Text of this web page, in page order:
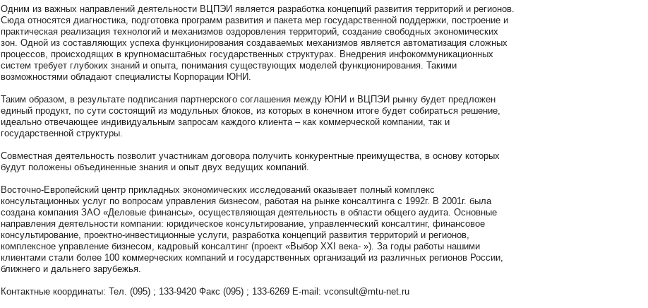
Одним из важных направлений деятельности ВЦПЭИ является разработка концепций развития территорий и регионов.
Сюда относятся диагностика, подготовка программ развития и пакета мер государственной поддержки, построение и
практическая реализация технологий и механизмов оздоровления территорий, создание свободных экономических
зон. Одной из составляющих успеха функционирования создаваемых механизмов является автоматизация сложных
процессов, происходящих в крупномасштабных государственных структурах. Внедрения инфокоммуникационных
систем требует глубоких знаний и опыта, понимания существующих моделей функционирования. Такими
возможностями обладают специалисты Корпорации ЮНИ.
Таким образом, в результате подписания партнерского соглашения между ЮНИ и ВЦПЭИ рынку будет предложен
единый продукт, по сути состоящий из модульных блоков, из которых в конечном итоге будет собираться решение,
идеально отвечающее индивидуальным запросам каждого клиента – как коммерческой компании, так и
государственной структуры.
Совместная деятельность позволит участникам договора получить конкурентные преимущества, в основу которых
будут положены объединенные знания и опыт двух ведущих компаний.
Восточно-Европейский центр прикладных экономических исследований оказывает полный комплекс
консультационных услуг по вопросам управления бизнесом, работая на рынке консалтинга с 1992г. В 2001г. была
создана компания ЗАО «Деловые финансы», осуществляющая деятельность в области общего аудита. Основные
направления деятельности компании: юридическое консультирование, управленческий консалтинг, финансовое
консультирование, проектно-инвестиционные услуги, разработка концепций развития территорий и регионов,
комплексное управление бизнесом, кадровый консалтинг (проект «Выбор XXI века- »). За годы работы нашими
клиентами стали более 100 коммерческих компаний и государственных организаций из различных регионов России,
ближнего и дальнего зарубежья.
Контактные координаты: Тел. (095) ; 133-9420 Факс (095) ; 133-6269 E-mail: vconsult@mtu-net.ru